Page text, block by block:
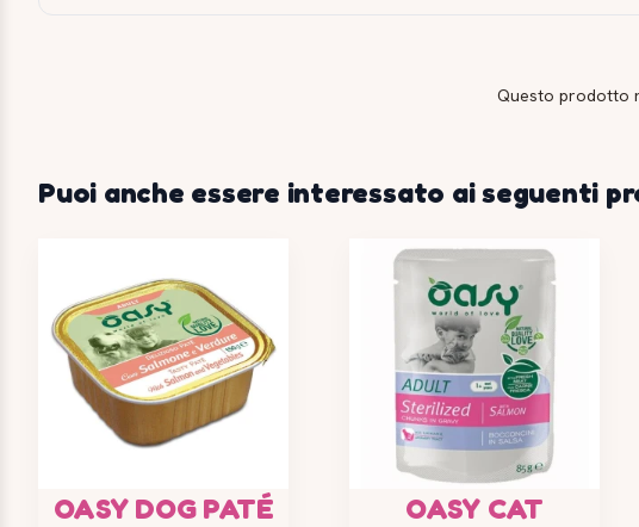
Questo prodotto
Puoi anche essere interessato ai seguenti
OASY DOG PATÉ
OASY CAT